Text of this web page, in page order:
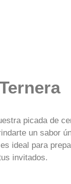
picada de
un sabor
ideal para
invitados.